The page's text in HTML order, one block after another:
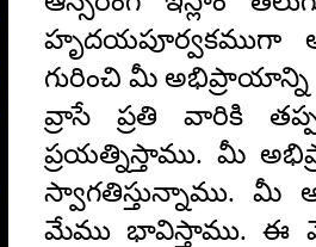
హృదయపూర్వకముగా
గురించి మీ అభిప్రాయాన్ని
వ్రాసే ప్రతి వారికి
ప్రయత్నిస్తాము. మీ
స్వాగతిస్తున్నాము.
మేము భావిస్తాము. ఈ